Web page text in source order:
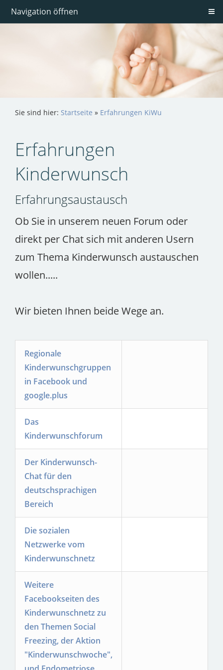
Navigation öffnen
Sie sind hier: Startseite » Erfahrungen KiWu
Erfahrungen
Kinderwunsch
Erfahrungsaustausch
Ob Sie in unserem neuen Forum oder
direkt per Chat sich mit anderen Usern
zum Thema Kinderwunsch austauschen
wollen.....
Wir bieten Ihnen beide Wege an.
Regionale
Kinderwunschgruppen
in Facebook und
google.plus
Das
Kinderwunschforum
Der Kinderwunsch-
Chat für den
deutschsprachigen
Bereich
Die sozialen
Netzwerke vom
Kinderwunschnetz
Weitere
Facebookseiten des
Kinderwunschnetz zu
den Themen Social
Freezing, der Aktion
"Kinderwunschwoche",